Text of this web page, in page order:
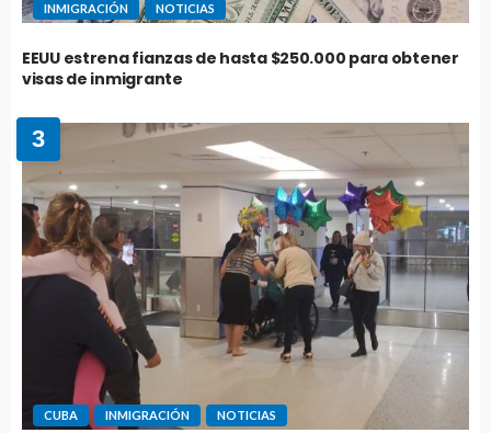
INMIGRACIÓN NOTICIAS
EEUU estrena fianzas de hasta $250.000 para obtener
visas de inmigrante
3
CUBA INMIGRACIÓN NOTICIAS